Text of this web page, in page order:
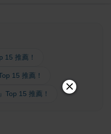
15 推薦！
15 推薦！
Top 15 推薦！